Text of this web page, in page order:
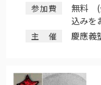
参加費
無料 (
込みを
主催 慶應義